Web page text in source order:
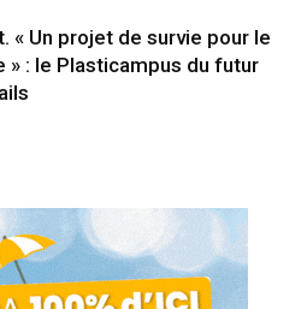
« Un projet de survie pour le
» : le Plasticampus du futur